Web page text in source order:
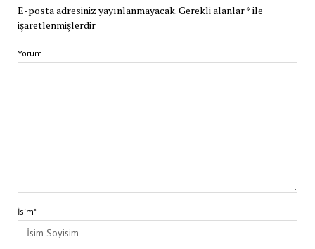
E-posta adresiniz yayınlanmayacak.Gerekli alanlar*ile
işaretlenmişlerdir
Yorum
İsim*